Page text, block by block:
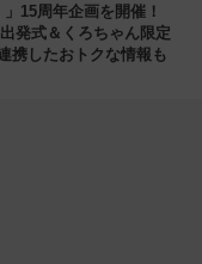
15周年企画を開催！
発式＆くろちゃん限定
携したおトクな情報も